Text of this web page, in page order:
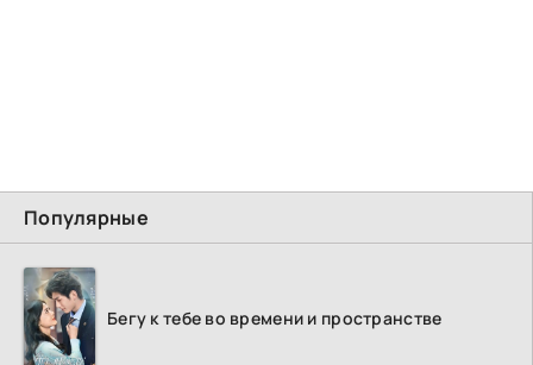
Популярные
Бегу к тебе во времени и пространстве